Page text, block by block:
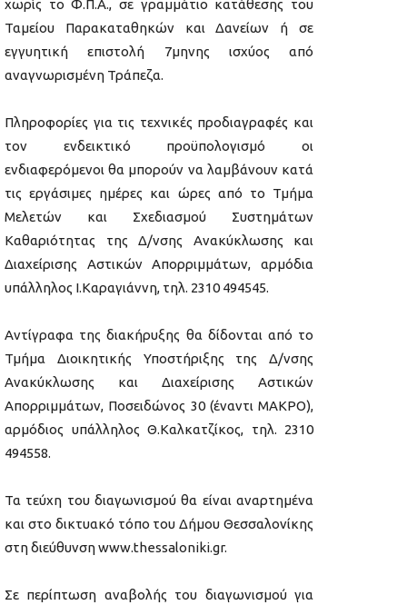
χωρίς το Φ.Π.Α., σε γραμμάτιο κατάθεσης του
Ταμείου Παρακαταθηκών και Δανείων ή σε
εγγυητική επιστολή 7μηνης ισχύος από
αναγνωρισμένη Τράπεζα.
Πληροφορίες για τις τεχνικές προδιαγραφές και
τον ενδεικτικό προϋπολογισμό οι
ενδιαφερόμενοι θα μπορούν να λαμβάνουν κατά
τις εργάσιμες ημέρες και ώρες από το Τμήμα
Μελετών και Σχεδιασμού Συστημάτων
Καθαριότητας της Δ/νσης Ανακύκλωσης και
Διαχείρισης Αστικών Απορριμμάτων, αρμόδια
υπάλληλος Ι.Καραγιάννη, τηλ. 2310 494545.
Αντίγραφα της διακήρυξης θα δίδονται από το
Τμήμα Διοικητικής Υποστήριξης της Δ/νσης
Ανακύκλωσης και Διαχείρισης Αστικών
Απορριμμάτων, Ποσειδώνος 30 (έναντι ΜΑΚΡΟ),
αρμόδιος υπάλληλος Θ.Καλκατζίκος, τηλ. 2310
494558.
Τα τεύχη του διαγωνισμού θα είναι αναρτημένα
και στο δικτυακό τόπο του Δήμου Θεσσαλονίκης
στη διεύθυνση www.thessaloniki.gr.
Σε περίπτωση αναβολής του διαγωνισμού για